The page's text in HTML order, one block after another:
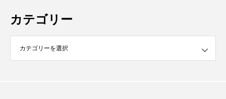
カテゴリー